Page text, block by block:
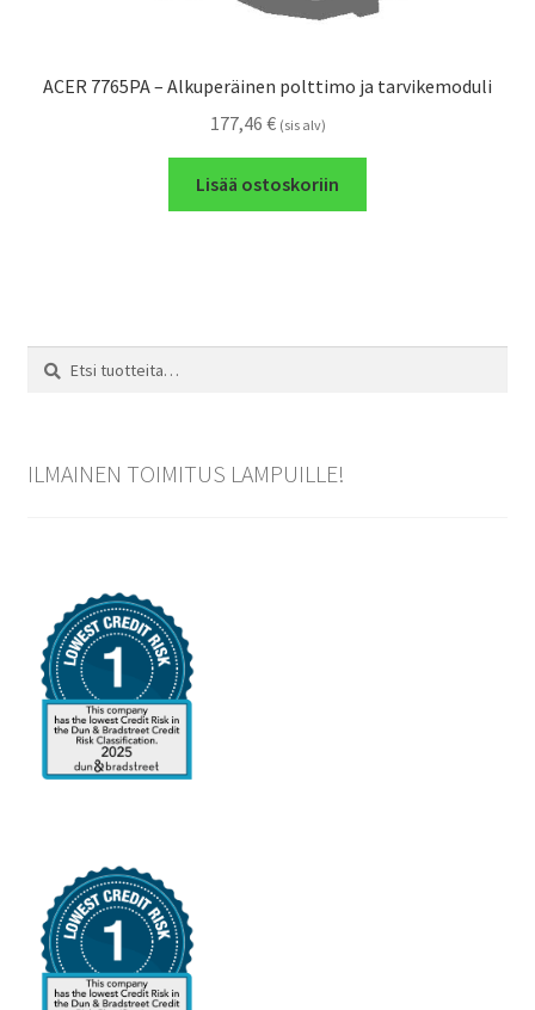
ACER 7765PA – Alkuperäinen polttimo ja tarvikemoduli
177,46 € (sis alv)
Lisää ostoskoriin
Etsi:
Haku
ILMAINEN TOIMITUS LAMPUILLE!